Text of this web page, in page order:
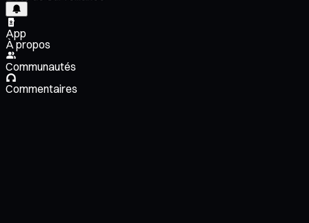
App
À propos
Communautés
Commentaires